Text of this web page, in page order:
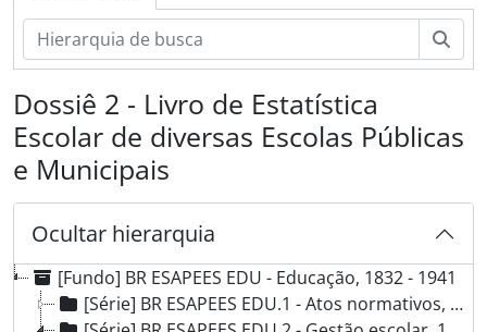
Dossiê 2 - Livro de Estatística
Escolar de diversas Escolas Públicas
e Municipais
Ocultar hierarquia
[Fundo] BR ESAPEES EDU - Educação, 1832 - 1941
[Série] BR ESAPEES EDU.1 - Atos normativos, 1867-1941